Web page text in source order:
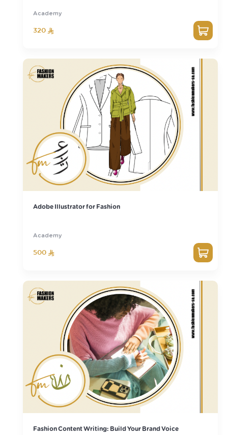
Academy
320
Adobe Illustrator for Fashion
Academy
500
Fashion Content Writing: Build Your Brand Voice